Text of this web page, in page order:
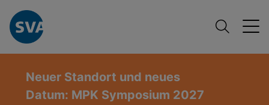
Neuer Standort und neues
Datum: MPK Symposium 2027